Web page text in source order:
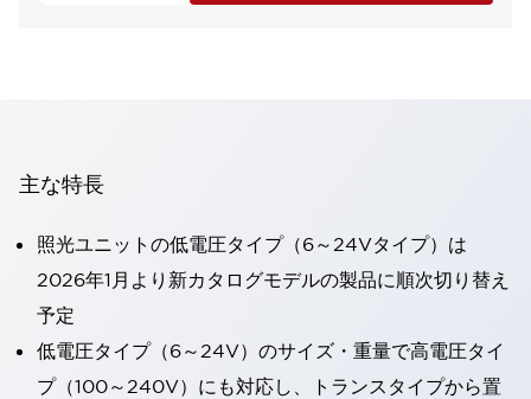
主な特長
照光ユニットの低電圧タイプ（6～24Vタイプ）は
2026年1月より新カタログモデルの製品に順次切り替え
予定
低電圧タイプ（6～24V）のサイズ・重量で高電圧タイ
プ（100～240V）にも対応し、トランスタイプから置